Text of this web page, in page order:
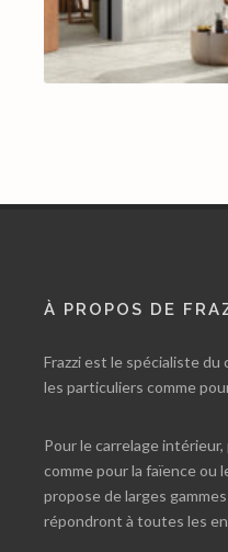
À PROPOS DE
Frazzi est le spécialiste
les particuliers comme
Pour le carrelage
comme pour la faïence ou
propose de larges
répondront à toutes les